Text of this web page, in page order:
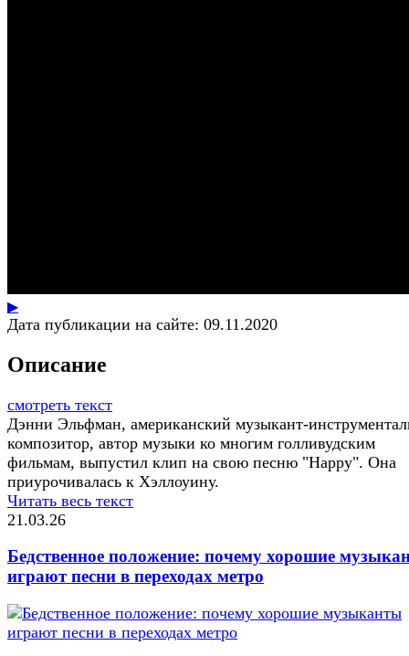
▶
Дата публикации на сайте: 09.11.2020
Описание
смотреть текст
Дэнни Эльфман, американский музыкант-
композитор, автор музыки ко многим голливудским
фильмам, выпустил клип на свою песню "Happy". Она
приурочивалась к Хэллоуину.
Читать весь текст
21.03.26
Бедственное положение: почему хорошие
играют песни в переходах метро